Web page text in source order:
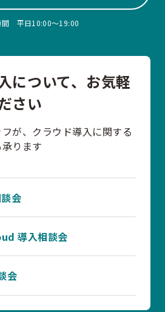
間 平日10:00〜19:00
について、お気軽
さい
が、クラウド導入に関する
ります
会
導入相談会
会